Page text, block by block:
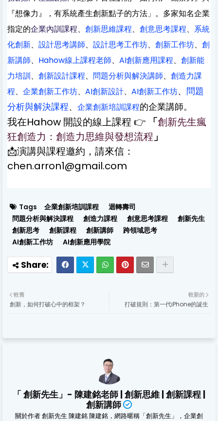
『想像力』，有系統產生創新點子的方法」。多家知名企業
指定的企業內訓課程、 創新思維課程、 創意思考課程、 系統
化創新、 設計思考講師、 設計思考工作坊、 創新工作坊、 創
新講師、 Hahow線上課程老師、 AI創新應用課程、 創新能
力培訓、 創新設計課程、 問題分析與解決講師、 創造力課
程、 企業創新工作坊、 AI創新設計、 AI創新工作坊、 問題
分析與解決課程、 企業創新培訓課程的企業講師。
我在Hahow 開設的線上課程 👉 「創新先生瘋
狂創造力：創造力思維與發想流程」
📩演講與課程邀約，請來信：
chen.arron1@gmail.com
Tags 企業創新培訓課程
迴轉壽司
問題分析與解決課程
創造力課程 創意思考課程
創新先生
創新思考
創新課程 創新講師
跨領域思考
AI創新工作坊
AI創新應用學院
較新的
打破規則：第一代iPhone的誕生
較舊
創新，如何打破心中的框架？
「 創新先生」- 陳建銘老師 | 創新思維 | 創新課程 |
創新講師
關於作者 創新先生 陳建銘 陳建銘，網路暱稱「創新先生」，企業創